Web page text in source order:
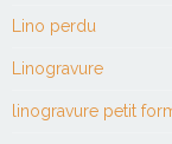
Lino perdu
Linogravure
linogravure petit